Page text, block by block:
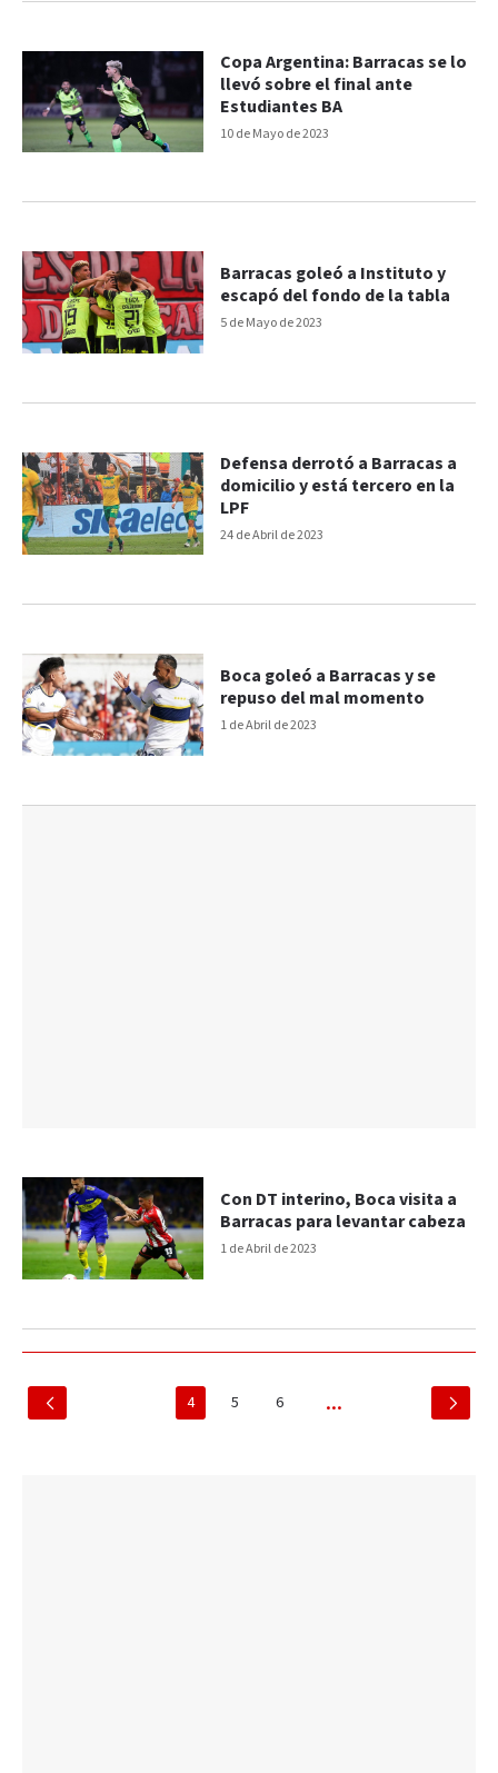
10 de Mayo de 2023
Copa Argentina: Barracas se lo
llevó sobre el final ante
Estudiantes BA
5 de Mayo de 2023
Barracas goleó a Instituto y
escapó del fondo de la tabla
24 de Abril de 2023
Defensa derrotó a Barracas a
domicilio y está tercero en la
LPF
1 de Abril de 2023
Boca goleó a Barracas y se
repuso del mal momento
1 de Abril de 2023
Con DT interino, Boca visita a
Barracas para levantar cabeza
4 5 6